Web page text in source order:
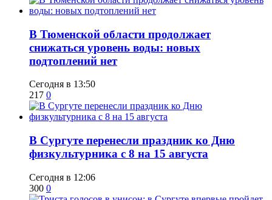
​В Тюменской области продолжает
снижаться уровень воды: новых
подтоплений нет
Сегодня в 13:50
217 0
​В Сургуте перенесли праздник ко Дню
физкультурника с 8 на 15 августа
Сегодня в 12:06
300 0